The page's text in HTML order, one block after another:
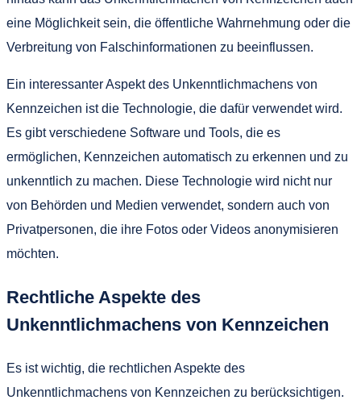
eine Möglichkeit sein, die öffentliche Wahrnehmung oder die
Verbreitung von Falschinformationen zu beeinflussen.
Ein interessanter Aspekt des Unkenntlichmachens von
Kennzeichen ist die Technologie, die dafür verwendet wird.
Es gibt verschiedene Software und Tools, die es
ermöglichen, Kennzeichen automatisch zu erkennen und zu
unkenntlich zu machen. Diese Technologie wird nicht nur
von Behörden und Medien verwendet, sondern auch von
Privatpersonen, die ihre Fotos oder Videos anonymisieren
möchten.
Rechtliche Aspekte des
Unkenntlichmachens von Kennzeichen
Es ist wichtig, die rechtlichen Aspekte des
Unkenntlichmachens von Kennzeichen zu berücksichtigen.